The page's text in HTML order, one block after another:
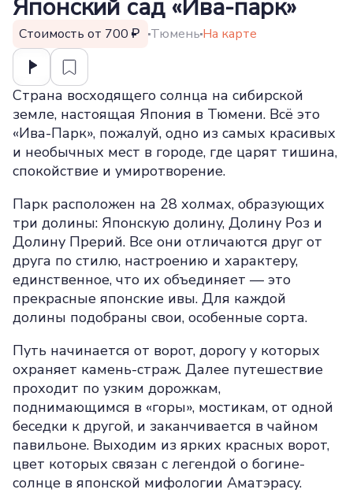
Японский сад «Ива-парк»
Стоимость от 700 ТюменьНа карте
Страна восходящего солнца на сибирской
земле, настоящая Япония в Тюмени. Всё это
«Ива-Парк», пожалуй, одно из самых красивых
и необычных мест в городе, где царят тишина,
спокойствие и умиротворение.
Парк расположен на 28 холмах, образующих
три долины: Японскую долину, Долину Роз и
Долину Прерий. Все они отличаются друг от
друга по стилю, настроению и характеру,
единственное, что их объединяет — это
прекрасные японские ивы. Для каждой
долины подобраны свои, особенные сорта.
Путь начинается от ворот, дорогу у которых
охраняет камень-страж. Далее путешествие
проходит по узким дорожкам,
поднимающимся в «горы», мостикам, от одной
беседки к другой, и заканчивается в чайном
павильоне. Выходим из ярких красных ворот,
цвет которых связан с легендой о богине-
солнце в японской мифологии Аматэрасу.